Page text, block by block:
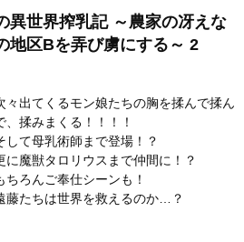
異世界搾乳記 ～農家の冴えな
地区Bを弄び虜にする～ 2
々出てくるモン娘たちの胸を揉んで揉ん
、揉みまくる！！！！
して母乳術師まで登場！？
に魔獣タロリウスまで仲間に！？
ちろんご奉仕シーンも！
藤たちは世界を救えるのか…？